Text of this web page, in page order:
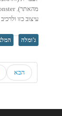
עיצוב כזו
ג'ומלה
הבא